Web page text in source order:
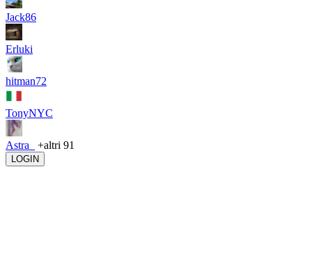
Jack86
Erluki
hitman72
TonyNYC
Astra_ +altri 91
LOGIN